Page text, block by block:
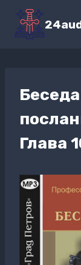
Перейти
содержимому
Глава